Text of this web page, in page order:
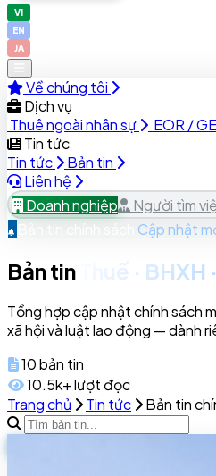
VI
EN
JA
Về chúng tôi
Dịch vụ
Thuê ngoài nhân sự
EOR /
Tin tức
Tin tức
Bản tin
Liên hệ
Doanh nghiệp
Người tìm
Bản tin chính sách Cập nhật
Bản tin Thuế ·
Tổng hợp cập nhật chính sách
xã hội và luật lao động — dành
10bản tin
10.5k+lượt đọc
Trang chủ
Tin tức Bản tin